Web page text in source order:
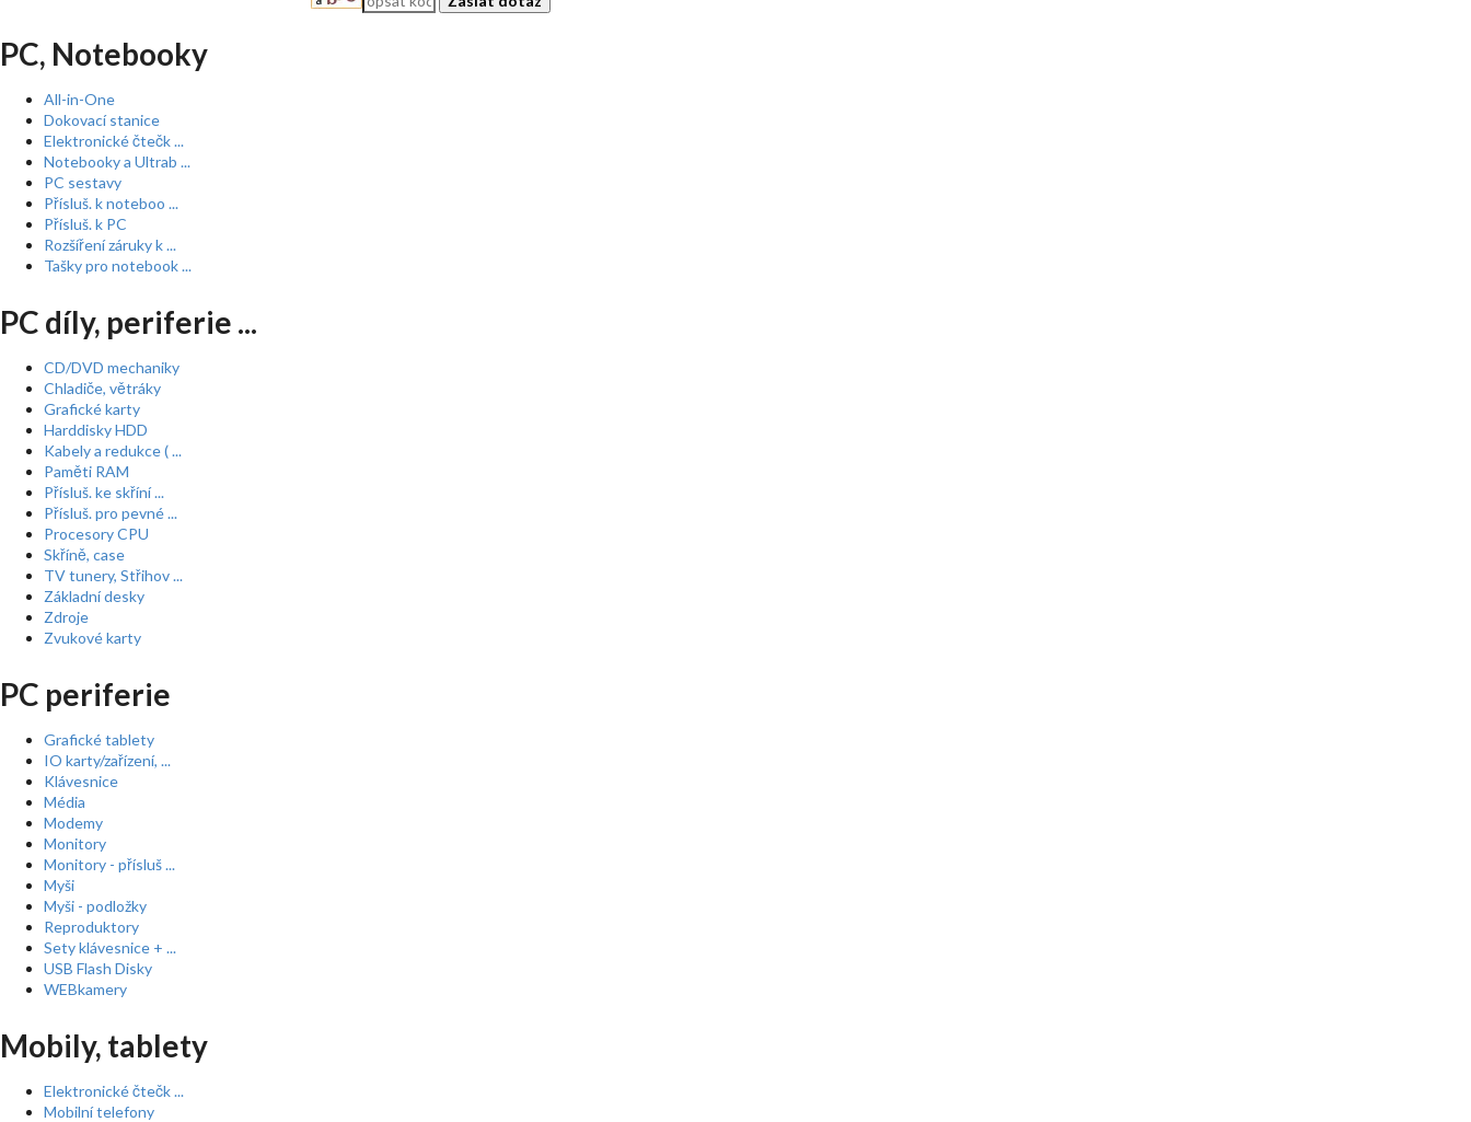
PC, Notebooky
All-in-One
Dokovací stanice
Elektronické čtečk ...
Notebooky a Ultrab ...
PC sestavy
Přísluš. k noteboo ...
Přísluš. k PC
Rozšíření záruky k ...
Tašky pro notebook ...
PC díly, periferie ...
CD/DVD mechaniky
Chladiče, větráky
Grafické karty
Harddisky HDD
Kabely a redukce ( ...
Paměti RAM
Přísluš. ke skříní ...
Přísluš. pro pevné ...
Procesory CPU
Skříně, case
TV tunery, Střihov ...
Základní desky
Zdroje
Zvukové karty
PC periferie
Grafické tablety
IO karty/zařízení, ...
Klávesnice
Média
Modemy
Monitory
Monitory - přísluš ...
Myši
Myši - podložky
Reproduktory
Sety klávesnice + ...
USB Flash Disky
WEBkamery
Mobily, tablety
Elektronické čtečk ...
Mobilní telefony